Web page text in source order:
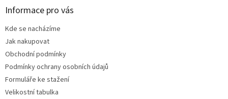
Informace pro vás
Kde se nacházíme
Jak nakupovat
Obchodní podmínky
Podmínky ochrany osobních údajů
Formuláře ke stažení
Velikostní tabulka